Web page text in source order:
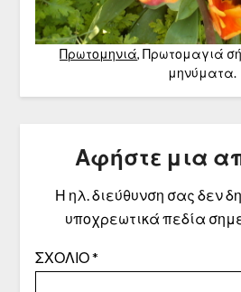
Πρωτομηνιά, Πρωτομαγιά
μηνύματα.
Αφήστε μια
Η ηλ. διεύθυνση σας δεν
υποχρεωτικά πεδία
ΣΧΌΛΙΟ*